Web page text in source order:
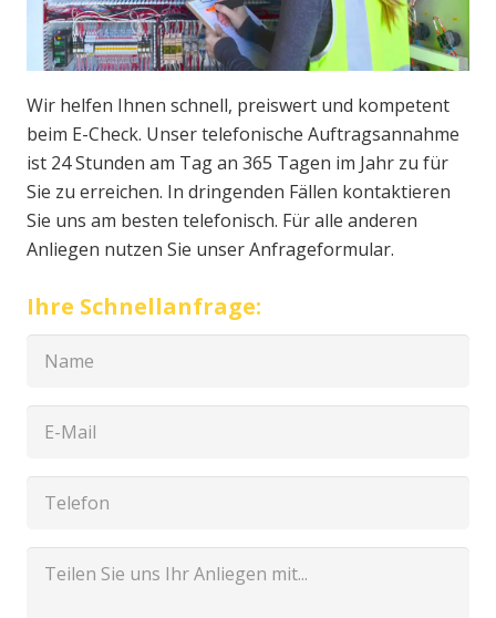
Wir helfen Ihnen schnell, preiswert und kompetent
beim E-Check. Unser telefonische Auftragsannahme
ist 24 Stunden am Tag an 365 Tagen im Jahr zu für
Sie zu erreichen. In dringenden Fällen kontaktieren
Sie uns am besten telefonisch. Für alle anderen
Anliegen nutzen Sie unser Anfrageformular.
Ihre Schnellanfrage: